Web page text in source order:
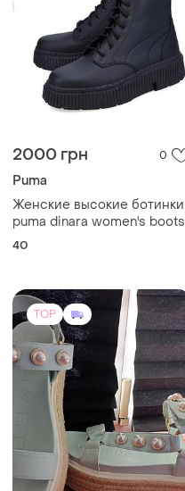
2000 грн 0
Puma
Женские высокие ботинки
puma dinara women's boots
(артикул модели: 394786-01)
40
TOP